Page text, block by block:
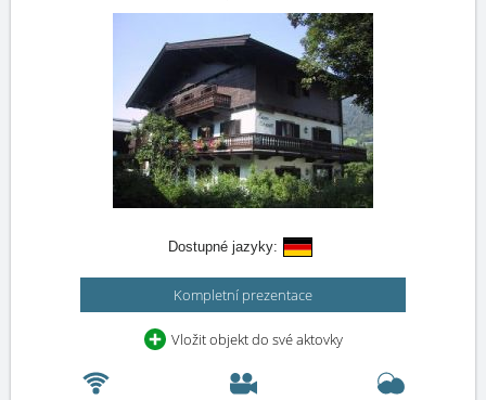
Dostupné jazyky:
Kompletní prezentace
Vložit objekt do své aktovky